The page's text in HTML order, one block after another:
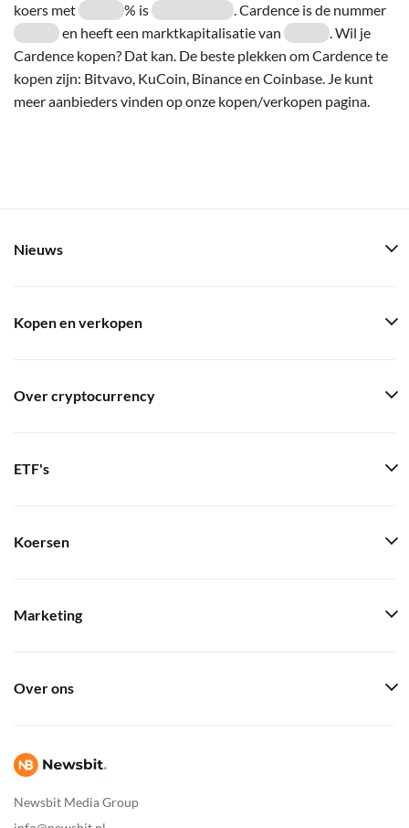
koers met
% is
. Cardence is de nummer
en heeft een marktkapitalisatie van
. Wil je
Cardence kopen? Dat kan. De beste plekken om Cardence te
kopen zijn: Bitvavo, KuCoin, Binance en Coinbase. Je kunt
meer aanbieders vinden op onze kopen/verkopen pagina.
Newsbit Media Group
Nieuws
Kopen en verkopen
Over cryptocurrency
ETF's
Koersen
Marketing
Over ons